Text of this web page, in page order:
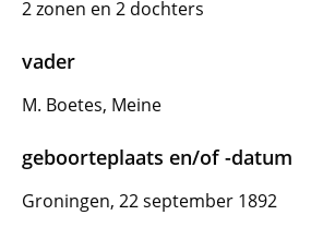
2 zonen en 2 dochters
vader
M. Boetes, Meine
geboorteplaats en/of -datum
Groningen, 22 september 1892